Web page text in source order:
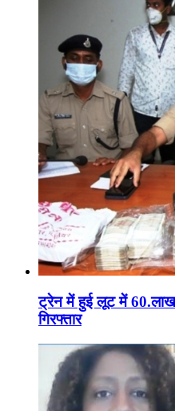
ट्रेन में हुई लूट में
गिरफ्तार